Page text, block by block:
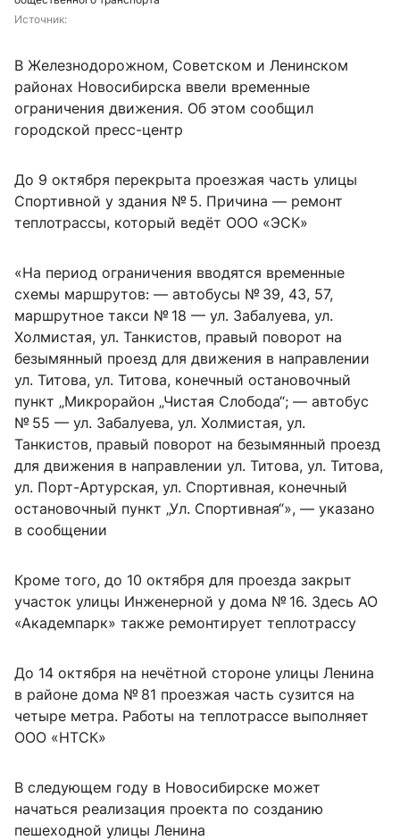
Источник:
В Железнодорожном, Советском и Ленинском
районах Новосибирска ввели временные
ограничения движения. Об этом сообщил
городской пресс-центр
До 9 октября перекрыта проезжая часть улицы
Спортивной у здания № 5. Причина — ремонт
теплотрассы, который ведёт ООО «ЭСК»
«На период ограничения вводятся временные
схемы маршрутов: — автобусы № 39, 43, 57,
маршрутное такси № 18 — ул. Забалуева, ул.
Холмистая, ул. Танкистов, правый поворот на
безымянный проезд для движения в направлении
ул. Титова, ул. Титова, конечный остановочный
пункт „Микрорайон „Чистая Слобода“; — автобус
№ 55 — ул. Забалуева, ул. Холмистая, ул.
Танкистов, правый поворот на безымянный проезд
для движения в направлении ул. Титова, ул. Титова,
ул. Порт-Артурская, ул. Спортивная, конечный
остановочный пункт „Ул. Спортивная“», — указано
в сообщении
Кроме того, до 10 октября для проезда закрыт
участок улицы Инженерной у дома № 16. Здесь АО
«Академпарк» также ремонтирует теплотрассу
До 14 октября на нечётной стороне улицы Ленина
в районе дома № 81 проезжая часть сузится на
четыре метра. Работы на теплотрассе выполняет
ООО «НТСК»
В следующем году в Новосибирске может
начаться реализация проекта по созданию
пешеходной улицы Ленина